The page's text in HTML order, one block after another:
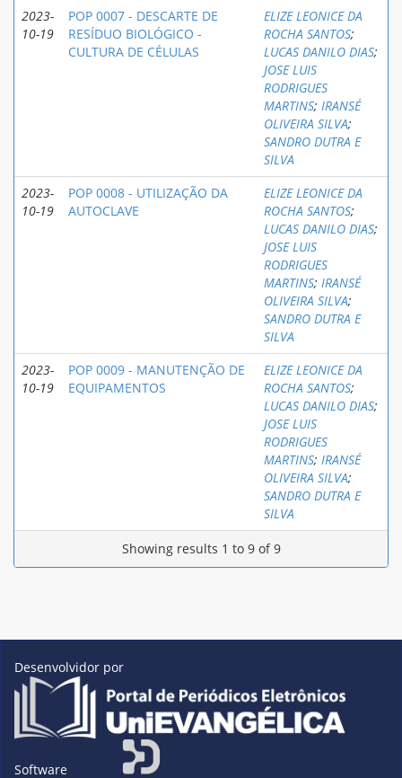
2023-
10-19
POP 0007 - DESCARTE DE
RESÍDUO BIOLÓGICO -
CULTURA DE CÉLULAS
ELIZE LEONICE DA
ROCHA SANTOS;
LUCAS DANILO DIAS;
JOSE LUIS
RODRIGUES
MARTINS; IRANSÉ
OLIVEIRA SILVA;
SANDRO DUTRA E
SILVA
2023-
10-19
POP 0008 - UTILIZAÇÃO DA
AUTOCLAVE
ELIZE LEONICE DA
ROCHA SANTOS;
LUCAS DANILO DIAS;
JOSE LUIS
RODRIGUES
MARTINS; IRANSÉ
OLIVEIRA SILVA;
SANDRO DUTRA E
SILVA
2023-
10-19
POP 0009 - MANUTENÇÃO DE
EQUIPAMENTOS
ELIZE LEONICE DA
ROCHA SANTOS;
LUCAS DANILO DIAS;
JOSE LUIS
RODRIGUES
MARTINS; IRANSÉ
OLIVEIRA SILVA;
SANDRO DUTRA E
SILVA
Showing results 1 to 9 of 9
Desenvolvidor por
Software